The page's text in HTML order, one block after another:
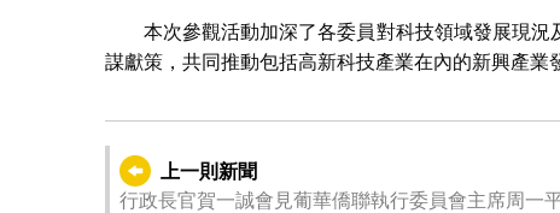
本次參觀活動加深了各委員對科技領域發展現
謀獻策，共同推動包括高新科技產業在內的新興產業
上一則新聞
行政長官賀一誠會見葡華僑聯執行委員會主席周一